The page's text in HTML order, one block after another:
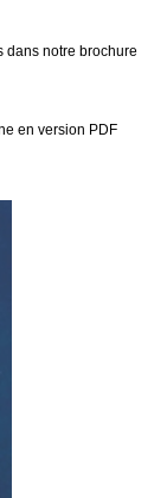
dans notre brochure
en version PDF